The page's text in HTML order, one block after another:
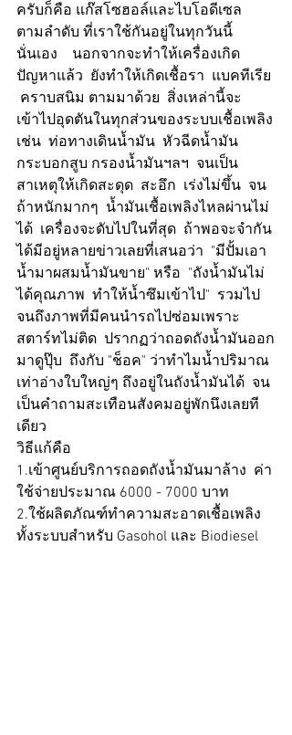
ครับก็คือ แก๊สโซฮอล์และไบโอดีเซล
ตามลำดับ ที่เราใช้กันอยู่ในทุกวันนี้
นั่นเอง    นอกจากจะทำให้เครื่องเกิด
ปัญหาแล้ว  ยังทำให้เกิดเชื้อรา  แบคทีเรีย
คราบสนิม ตามมาด้วย  สิ่งเหล่านี้จะ
เข้าไปอุดตันในทุกส่วนของระบบเชื้อเพลิง
เช่น  ท่อทางเดินน้ำมัน  หัวฉีดน้ำมัน
กระบอกสูบ กรองน้ำมันฯลฯ  จนเป็น
สาเหตุให้เกิดสะดุด  สะอึก  เร่งไม่ขึ้น  จน
ถ้าหนักมากๆ  น้ำมันเชื้อเพลิงไหลผ่านไม่
ได้  เครื่องจะดับไปในที่สุด  ถ้าพอจะจำกัน
ได้มีอยู่หลายข่าวเลยที่เสนอว่า  "มีปั้มเอา
น้ำมาผสมน้ำมันขาย" หรือ  "ถังน้ำมันไม่
ได้คุณภาพ  ทำให้น้ำซึมเข้าไป"  รวมไป
จนถึงภาพที่มีคนนำรถไปซ่อมเพราะ
สตาร์ทไม่ติด  ปรากฏว่าถอดถังน้ำมันออก
มาดูปุ๊บ  ถึงกับ "ช็อค" ว่าทำไมน้ำปริมาณ
เท่าอ่างใบใหญ่ๆ ถึงอยู่ในถังน้ำมันได้  จน
เป็นคำถามสะเทือนสังคมอยู่พักนึงเลยที
เดียว
วิธีแก้คือ
1.เข้าศูนย์บริการถอดถังน้ำมันมาล้าง  ค่า
ใช้จ่ายประมาณ 6000 - 7000 บาท
2.ใช้ผลิตภัณฑ์ทำความสะอาดเชื้อเพลิง
ทั้งระบบสำหรับ Gasohol และ Biodiesel